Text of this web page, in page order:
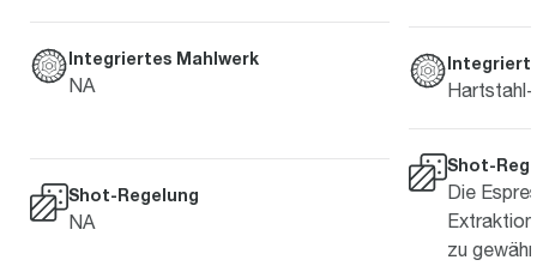
Integriertes Mahlwerk
NA
Shot-Regelung
NA
Shot-
Die
zu